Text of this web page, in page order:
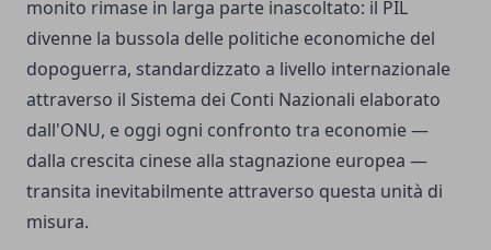
monito rimase in larga parte inascoltato: il PIL
divenne la bussola delle politiche economiche del
dopoguerra, standardizzato a livello internazionale
attraverso il Sistema dei Conti Nazionali elaborato
dall'ONU, e oggi ogni confronto tra economie —
dalla crescita cinese alla stagnazione europea —
transita inevitabilmente attraverso questa unità di
misura.